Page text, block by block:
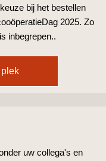
bij het bestellen
2025. Zo
inbegrepen..
uw collega's en